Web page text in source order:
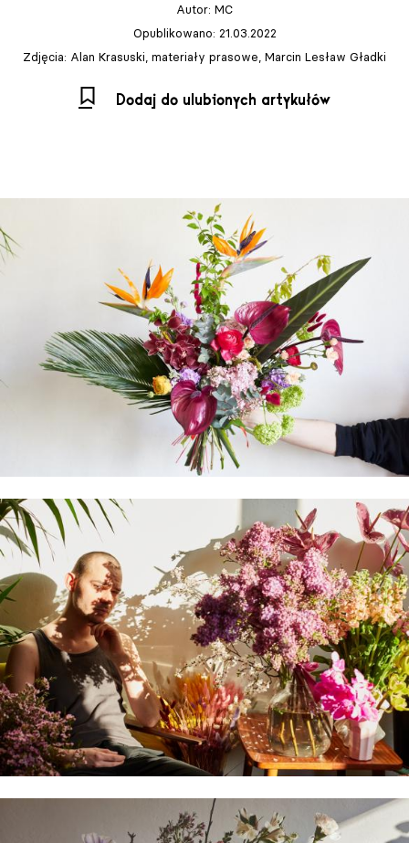
Autor: MC
Opublikowano: 21.03.2022
Zdjęcia: Alan Krasuski, materiały prasowe, Marcin Lesław Gładki
Dodaj do ulubionych artykułów